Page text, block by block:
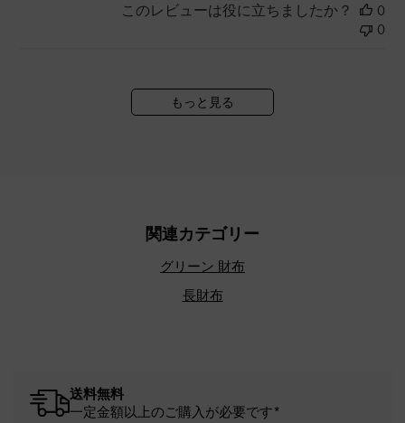
このレビューは役に立ちましたか？
0
0
もっと見る
関連カテゴリー
グリーン 財布
長財布
送料無料
一定金額以上のご購入が必要です*